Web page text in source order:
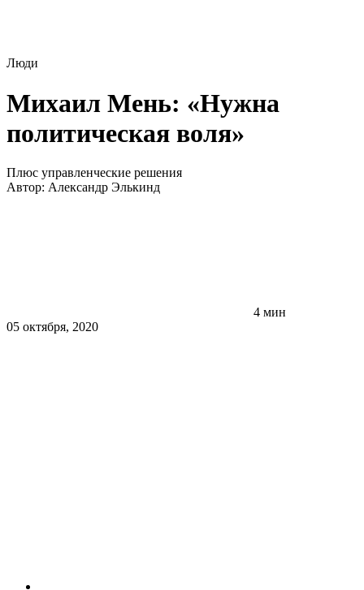
Люди
Михаил Мень: «Нужна
политическая воля»
Плюс управленческие решения
Автор: Александр Элькинд
4 мин
05 октября, 2020